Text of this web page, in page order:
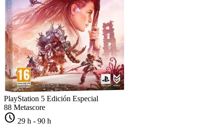
PlayStation 5 Edición Especial
88 Metascore
schedule 29 h - 90 h